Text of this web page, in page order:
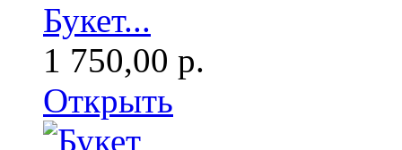
Букет...
1 750,00 р.
Открыть